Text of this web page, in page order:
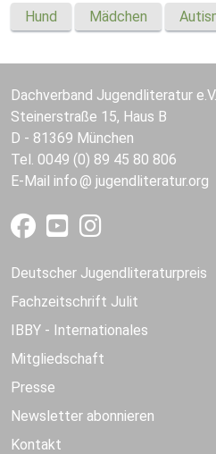
Hund Mädchen
Dachverband Jugendliteratur e.V.
Steinerstraße 15, Haus B
D - 81369 München
Tel. 0049 (0) 89 45 80 806
E-Mail info jugendliteratur.org
Deutscher Jugendliteraturpreis
Fachzeitschrift Julit
IBBY - Internationales
Mitgliedschaft
Presse
Newsletter abonnieren
Kontakt